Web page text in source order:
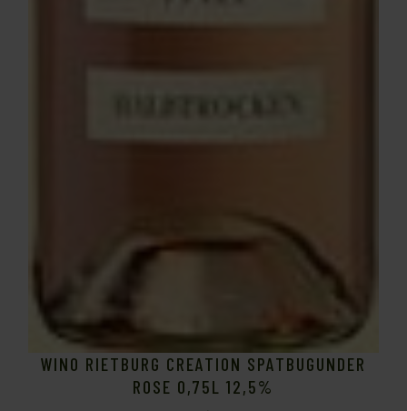
WINO RIETBURG CREATION SPATBUGUNDER
ROSE 0,75L 12,5%